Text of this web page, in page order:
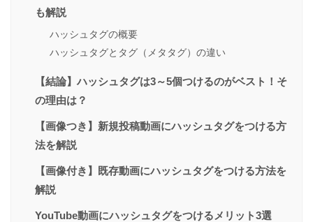
も解説
ハッシュタグの概要
ハッシュタグとタグ（メタタグ）の違い
【結論】ハッシュタグは3～5個つけるのがベスト！そ
の理由は？
【画像つき】新規投稿動画にハッシュタグをつける方
法を解説
【画像付き】既存動画にハッシュタグをつける方法を
解説
YouTube動画にハッシュタグをつけるメリット3選